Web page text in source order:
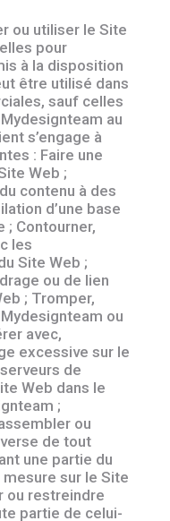
ou utiliser le Site
pour
à la disposition
être utilisé dans
sauf celles
au
s’engage à
: Faire une
Web ;
contenu à des
d’une base
; Contourner,
les
Site Web ;
ou de lien
; Tromper,
ou
avec,
excessive sur le
de
Web dans le
;
ou
de tout
une partie du
sur le Site
ou restreindre
partie de celui-